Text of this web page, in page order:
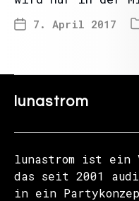
7. April 2017
lunastrom
lunastrom ist ein
das seit 2001
in ein